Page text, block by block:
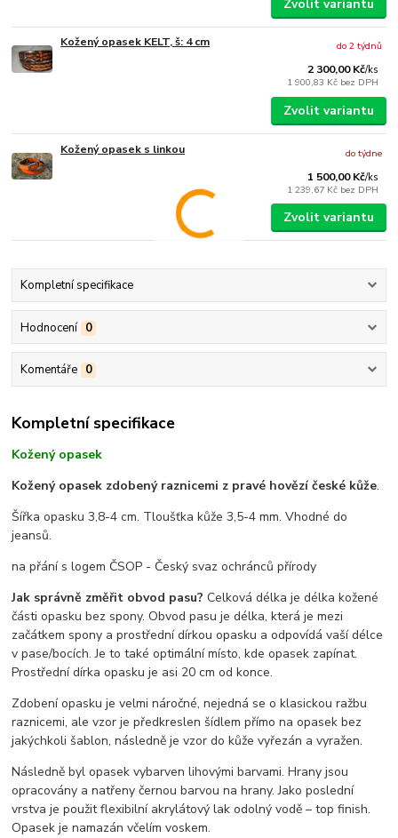
Zvolit variantu
Kožený opasek KELT, š: 4 cm
2 300,00 Kč/ks
1 900,83 Kč bez DPH
do 2 týdnů
Zvolit variantu
Kožený opasek s linkou
1 500,00 Kč/ks
1 239,67 Kč bez DPH
do týdne
Zvolit variantu
Kompletní specifikace
Hodnocení 0
Komentáře 0
Kompletní specifikace
Kožený opasek
Kožený opasek zdobený raznicemi z pravé hovězí české kůže.
Šířka opasku 3,8-4 cm. Tloušťka kůže 3,5-4 mm. Vhodné do
jeansů.
na přání s logem ČSOP - Český svaz ochránců přírody
Jak správně změřit obvod pasu?Celková délka je délka kožené
části opasku bez spony. Obvod pasu je délka, která je mezi
začátkem spony a prostřední dírkou opasku a odpovídá vaší délce
v pase/bocích. Je to také optimální místo, kde opasek zapínat.
Prostřední dírka opasku je asi 20 cm od konce.
Zdobení opasku je velmi náročné, nejedná se o klasickou ražbu
raznicemi, ale vzor je předkreslen šídlem přímo na opasek bez
jakýchkoli šablon, následně je vzor do kůže vyřezán a vyražen.
Následně byl opasek vybarven lihovými barvami. Hrany jsou
opracovány a natřeny černou barvou na hrany. Jako poslední
vrstva je použit flexibilní akrylátový lak odolný vodě – top finish.
Opasek je namazán včelím voskem.